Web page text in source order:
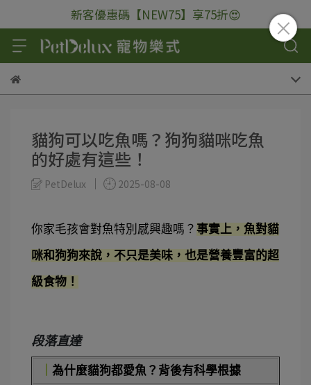
新客優惠碼【NEW75】享75折😍
貓狗可以吃魚嗎？狗狗貓咪吃魚
的好處有這些！
PetDelux 2025-08-08
你家毛孩會對魚特別感興趣嗎？ 事實上，魚對貓
咪和狗狗來說，不只是美味，也是營養豐富的超
級食物！
段落直達
為什麼貓狗都愛魚？背後有科學根據